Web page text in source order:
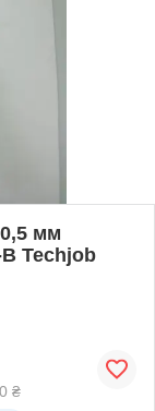
мм
Techjob
₴